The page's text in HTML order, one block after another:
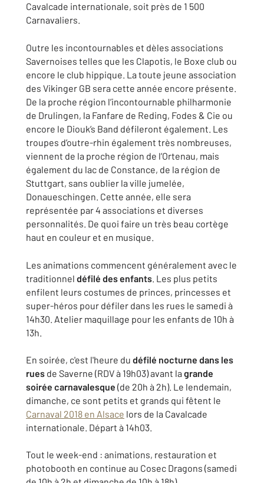
Cavalcade internationale, soit près de 1 500
Carnavaliers.
Outre les incontournables et dèles associations
Savernoises telles que les Clapotis, le Boxe club ou
encore le club hippique. La toute jeune association
des Vikinger GB sera cette année encore présente.
De la proche région l’incontournable philharmonie
de Drulingen, la Fanfare de Reding, Fodes & Cie ou
encore le Diouk’s Band défileront également. Les
troupes d’outre-rhin également très nombreuses,
viennent de la proche région de l’Ortenau, mais
également du lac de Constance, de la région de
Stuttgart, sans oublier la ville jumelée,
Donaueschingen. Cette année, elle sera
représentée par 4 associations et diverses
personnalités. De quoi faire un très beau cortège
haut en couleur et en musique.
Les animations commencent généralement avec le
traditionnel défilé des enfants. Les plus petits
enfilent leurs costumes de princes, princesses et
super-héros pour défiler dans les rues le samedi à
14h30. Atelier maquillage pour les enfants de 10h à
13h.
En soirée, c'est l'heure du défilé nocturne dans les
rues de Saverne (RDV à 19h03) avant la grande
soirée carnavalesque (de 20h à 2h). Le lendemain,
dimanche, ce sont petits et grands qui fêtent le
Carnaval 2018 en Alsace lors de la Cavalcade
internationale. Départ à 14h03.
Tout le week-end : animations, restauration et
photobooth en continue au Cosec Dragons (samedi